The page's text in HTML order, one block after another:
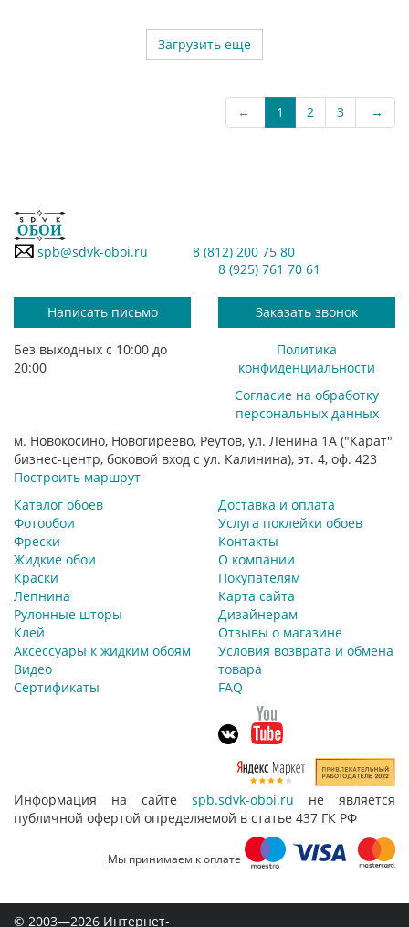
Загрузить еще
← 1 2 3 →
spb@sdvk-oboi.ru
8 (812) 200 75 80
8 (925) 761 70 61
Написать письмо Заказать звонок
Без выходных с 10:00 до
20:00
Политика
конфиденциальности
Согласие на обработку
персональных данных
м. Новокосино, Новогиреево, Реутов, ул. Ленина 1А ("Карат"
бизнес-центр, боковой вход с ул. Калинина), эт. 4, оф. 423
Построить маршрут
Каталог обоев
Фотообои
Фрески
Жидкие обои
Краски
Лепнина
Рулонные шторы
Клей
Аксессуары к жидким обоям
Видео
Сертификаты
Доставка и оплата
Услуга поклейки обоев
Контакты
О компании
Покупателям
Карта сайта
Дизайнерам
Отзывы о магазине
Условия возврата и обмена
товара
FAQ
Информация на сайте spb.sdvk-oboi.ru не является
публичной офертой определяемой в статье 437 ГК РФ
Мы принимаем к оплате
© 2003—2026 Интернет-